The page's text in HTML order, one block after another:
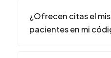
¿Ofrecen citas el
pacientes en mi